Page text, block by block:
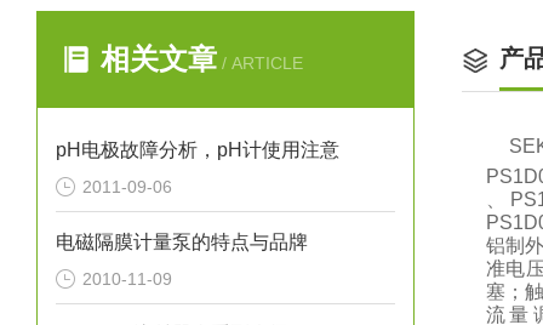
相关文章 / ARTICLE
pH电极故障分析，pH计使用注意
2011-09-06
电磁隔膜计量泵的特点与品牌
2010-11-09
产
、
铝制
准电
塞；
流量